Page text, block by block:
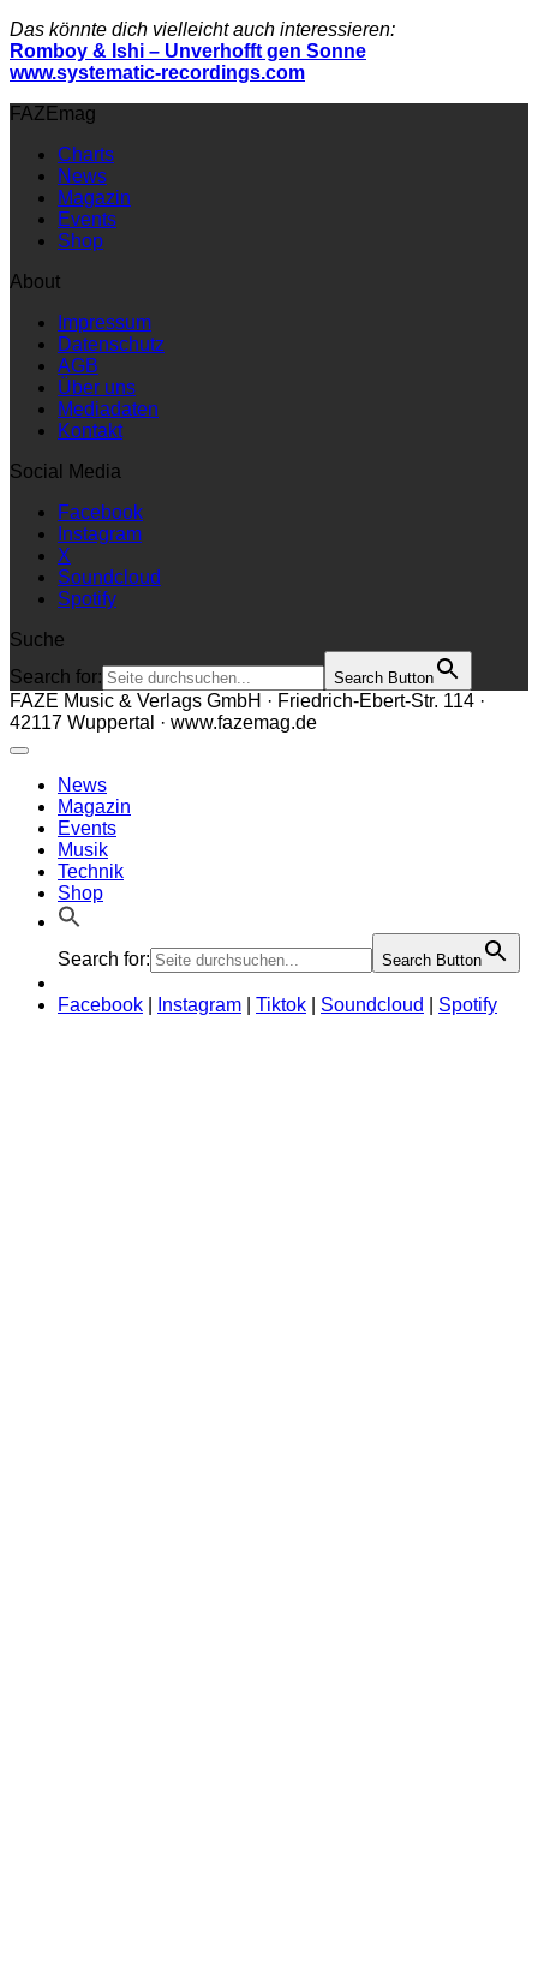
Das könnte dich vielleicht auch interessieren:
Romboy & Ishi – Unverhofft gen Sonne
www.systematic-recordings.com
FAZEmag
Charts
News
Magazin
Events
Shop
About
Impressum
Datenschutz
AGB
Über uns
Mediadaten
Kontakt
Social Media
Facebook
Instagram
X
Soundcloud
Spotify
Suche
Search for:
Search Button
FAZE Music & Verlags GmbH · Friedrich-Ebert-Str. 114 ·
42117 Wuppertal · www.fazemag.de
News
Magazin
Events
Musik
Technik
Shop
Search for: Search Button
Facebook Instagram Tiktok Soundcloud Spotify